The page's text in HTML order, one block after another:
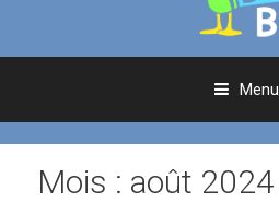
Menu
Mois : août 2024